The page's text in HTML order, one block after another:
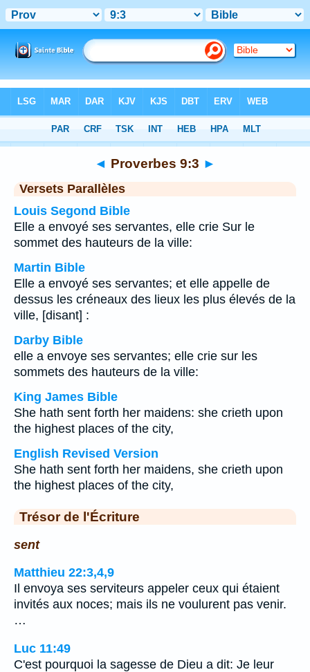
Chapitre 9> Verset 3
◄ Proverbes 9:3 ►
Versets Parallèles
Louis Segond Bible
Elle a envoyé ses servantes, elle crie Sur le
sommet des hauteurs de la ville:
Martin Bible
Elle a envoyé ses servantes; et elle appelle de
dessus les créneaux des lieux les plus élevés de la
ville, [disant] :
Darby Bible
elle a envoye ses servantes; elle crie sur les
sommets des hauteurs de la ville:
King James Bible
She hath sent forth her maidens: she crieth upon
the highest places of the city,
English Revised Version
She hath sent forth her maidens, she crieth upon
the highest places of the city,
Trésor de l'Écriture
sent
Matthieu 22:3,4,9
Il envoya ses serviteurs appeler ceux qui étaient
invités aux noces; mais ils ne voulurent pas venir.
…
Luc 11:49
C'est pourquoi la sagesse de Dieu a dit: Je leur